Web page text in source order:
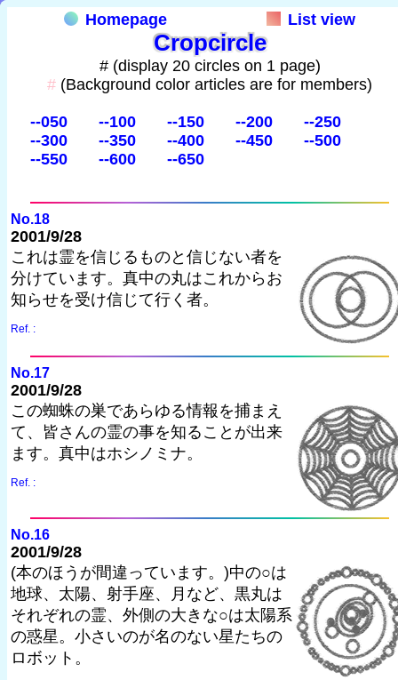
Homepage List view
Cropcircle
# (display 20 circles on 1 page)
# (Background color articles are for members)
--050 --100 --150 --200
--250
--300
--350 --400 --450
--500
--550
--600 --650
No.18
2001/9/28
これは霊を信じるものと信じない者を
分けています。真中の丸はこれからお
知らせを受け信じて行く者。
Ref. :
No.17
2001/9/28
この蜘蛛の巣であらゆる情報を捕まえ
て、皆さんの霊の事を知ることが出来
ます。真中はホシノミナ。
Ref. :
No.16
2001/9/28
(本のほうが間違っています。)中の○は
地球、太陽、射手座、月など、黒丸は
それぞれの霊、外側の大きな○は太陽系
の惑星。小さいのが名のない星たちの
ロボット。